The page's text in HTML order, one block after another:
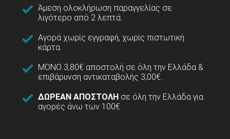
Άμεση ολοκλήρωση παραγγελίας σε
λιγότερο από 2 λεπτά.
Αγορά χωρίς εγγραφή, χωρίς πιστωτική
κάρτα.
ΜΟΝΟ 3,80€ αποστολή σε όλη την Ελλάδα &
επιβάρυνση αντικαταβολής 3,00€.
ΔΩΡΕΑΝ ΑΠΟΣΤΟΛΗ σε όλη την Ελλάδα για
αγορές άνω των 100€.